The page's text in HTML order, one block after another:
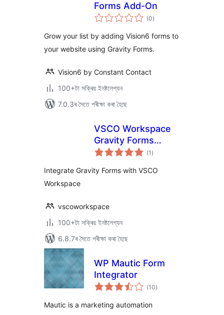
Forms Add-On
(0টা
মুঠ)
Grow your list by adding Vision6 forms to
your website using Gravity Forms.
Vision6 by Constant Contact
100+টা সক্ৰিয় ইনষ্টলেশ্যন
7.0.3ৰ সৈতে পৰীক্ষা কৰা হৈছে
VSCO Workspace
Gravity Forms
Integration
(1 টা
মুঠ)
Integrate Gravity Forms with VSCO
Workspace
vscoworkspace
100+টা সক্ৰিয় ইনষ্টলেশ্যন
6.8.7ৰ সৈতে পৰীক্ষা কৰা হৈছে
WP Mautic Form
Integrator
(10টা
মুঠ)
Mautic is a marketing automation